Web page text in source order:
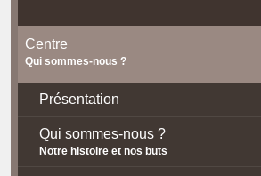
Centre
Qui sommes-nous ?
Présentation
Qui sommes-nous ?
Notre histoire et nos buts